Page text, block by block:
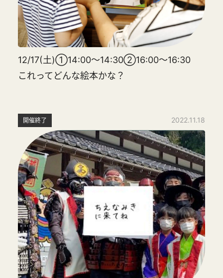
12/17(土)①14:00～14:30②16:00～16:30
これってどんな絵本かな？
開催終了 2022.11.18